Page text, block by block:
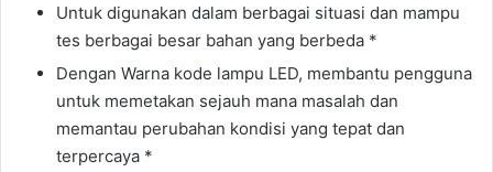
Untuk digunakan dalam berbagai situasi dan mampu
tes berbagai besar bahan yang berbeda *
Dengan Warna kode lampu LED, membantu pengguna
untuk memetakan sejauh mana masalah dan
memantau perubahan kondisi yang tepat dan
terpercaya *